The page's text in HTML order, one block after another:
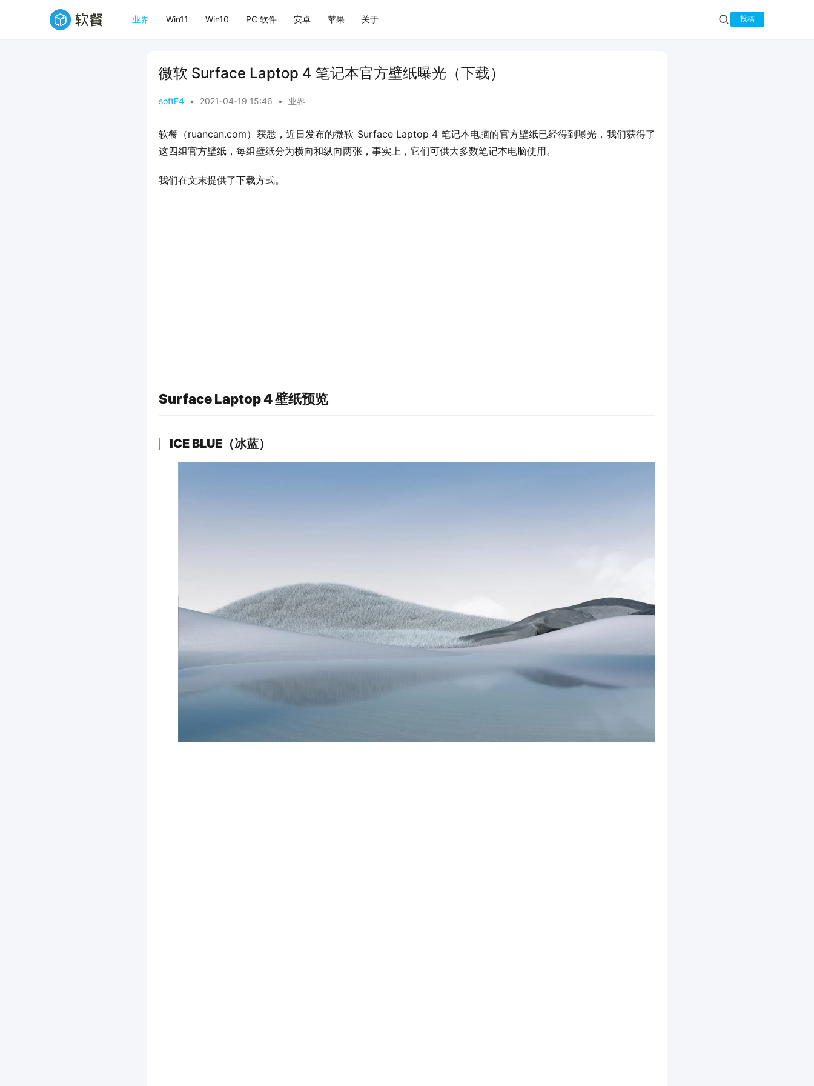
业界 Win11 Win10 PC 软件 安卓 苹果 关于 投稿
微软 Surface Laptop 4 笔记本官方壁纸曝光（下载）
softF4 • 2021-04-19 15:46 • 业界
软餐（ruancan.com）获悉，近日发布的微软 Surface Laptop 4 笔记本电脑的官方壁纸已经得到曝光，我们获得了
这四组官方壁纸，每组壁纸分为横向和纵向两张，事实上，它们可供大多数笔记本电脑使用。
我们在文末提供了下载方式。
Surface Laptop 4 壁纸预览
ICE BLUE（冰蓝）